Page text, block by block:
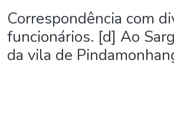
Estatísticas
Correspondência com
funcionários. [d] Ao
da vila de